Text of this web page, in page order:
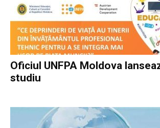
Oficiul UNFPA Moldova
studiu